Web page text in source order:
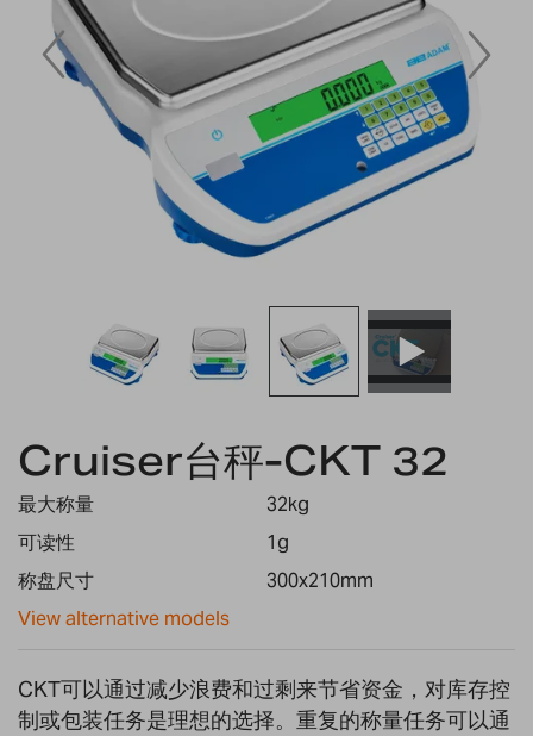
the
of
the
images
gallery
Cruiser台秤-CKT 32
最大称量
32kg
可读性
1g
称盘尺寸
300x210mm
View alternative models
CKT可以通过减少浪费和过剩来节省资金，对库存控
制或包装任务是理想的选择。重复的称量任务可以通